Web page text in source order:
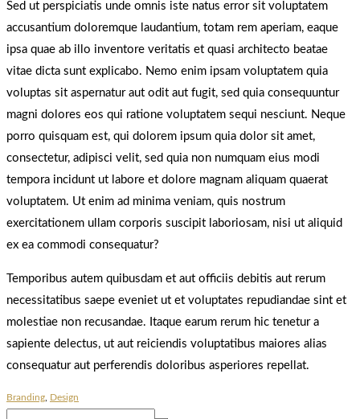
Sed ut perspiciatis unde omnis iste natus error sit voluptatem
accusantium doloremque laudantium, totam rem aperiam, eaque
ipsa quae ab illo inventore veritatis et quasi architecto beatae
vitae dicta sunt explicabo. Nemo enim ipsam voluptatem quia
voluptas sit aspernatur aut odit aut fugit, sed quia consequuntur
magni dolores eos qui ratione voluptatem sequi nesciunt. Neque
porro quisquam est, qui dolorem ipsum quia dolor sit amet,
consectetur, adipisci velit, sed quia non numquam eius modi
tempora incidunt ut labore et dolore magnam aliquam quaerat
voluptatem. Ut enim ad minima veniam, quis nostrum
exercitationem ullam corporis suscipit laboriosam, nisi ut aliquid
ex ea commodi consequatur?
Temporibus autem quibusdam et aut officiis debitis aut rerum
necessitatibus saepe eveniet ut et voluptates repudiandae sint et
molestiae non recusandae. Itaque earum rerum hic tenetur a
sapiente delectus, ut aut reiciendis voluptatibus maiores alias
consequatur aut perferendis doloribus asperiores repellat.
Branding Design